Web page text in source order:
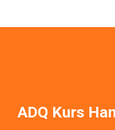
ADQ Kurs